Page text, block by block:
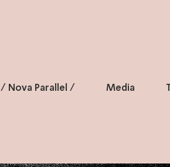
/ Nova Parallel / Media